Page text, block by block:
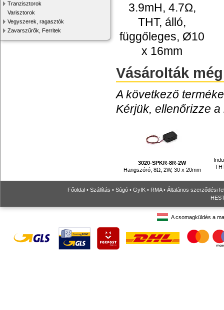
Tranzisztorok
Varisztorok
Vegyszerek, ragasztók
Zavarszűrők, Ferritek
3.9mH, 4.7Ω,
THT, álló,
függőleges, Ø10
x 16mm
Vásárolták még
A következő
Kérjük, ellenőrizze
3020-SPKR-8R-2W
Hangszóró, 8Ω, 2W, 30 x 20mm
Főoldal • Szállítás • Súgó • GyIK • RMA• Általános szerződési
A csomagküldés a